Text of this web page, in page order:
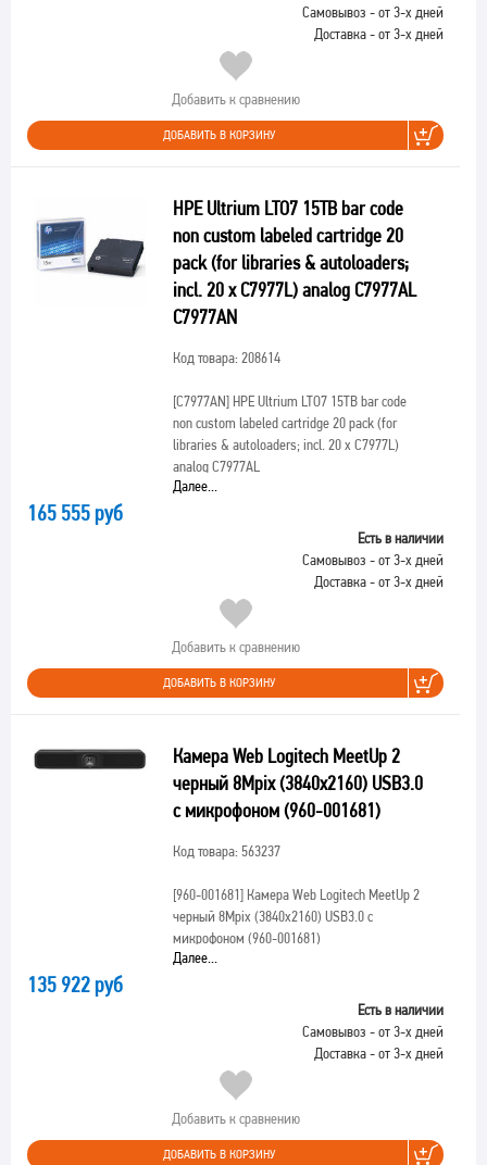
Самовывоз - от 3-х дней
Доставка - от 3-х дней
Добавить к сравнению
ДОБАВИТЬ В КОРЗИНУ
HPE Ultrium LTO7 15TB bar code
non custom labeled cartridge 20
pack (for libraries & autoloaders;
incl. 20 x C7977L) analog C7977AL
C7977AN
Код товара: 208614
[C7977AN]HPE Ultrium LTO7 15TB bar code
non custom labeled cartridge 20 pack (for
libraries & autoloaders; incl. 20 x C7977L)
analog C7977AL
Далее...
165 555 руб
Есть в наличии
Самовывоз - от 3-х дней
Доставка - от 3-х дней
Добавить к сравнению
ДОБАВИТЬ В КОРЗИНУ
Камера Web Logitech MeetUp 2
черный 8Mpix (3840x2160) USB3.0
с микрофоном (960-001681)
Код товара: 563237
[960-001681]Камера Web Logitech MeetUp 2
черный 8Mpix (3840x2160) USB3.0 с
микрофоном (960-001681)
Далее...
135 922 руб
Есть в наличии
Самовывоз - от 3-х дней
Доставка - от 3-х дней
Добавить к сравнению
ДОБАВИТЬ В КОРЗИНУ